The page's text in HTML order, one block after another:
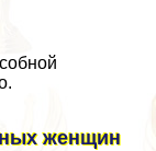
женщин